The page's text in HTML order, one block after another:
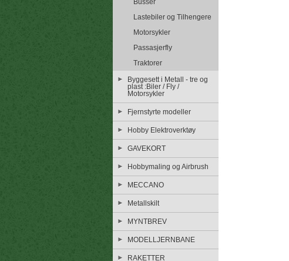
Busser
Lastebiler og Tilhengere
Motorsykler
Passasjerfly
Traktorer
Byggesett i Metall - tre og
plast :Biler / Fly /
Motorsykler
Fjernstyrte modeller
Hobby Elektroverktøy
GAVEKORT
Hobbymaling og Airbrush
MECCANO
Metallskilt
MYNTBREV
MODELLJERNBANE
RAKETTER